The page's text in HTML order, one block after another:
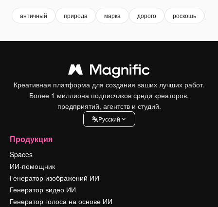
античный природа марка дорого роскошь
Креативная платформа для создания ваших лучших работ.
Более 1 миллиона подписчиков среди креаторов,
предприятий, агентств и студий.
Pусский
Продукция
Spaces
ИИ-помощник
Генератор изображений ИИ
Генератор видео ИИ
Генератор голоса на основе ИИ